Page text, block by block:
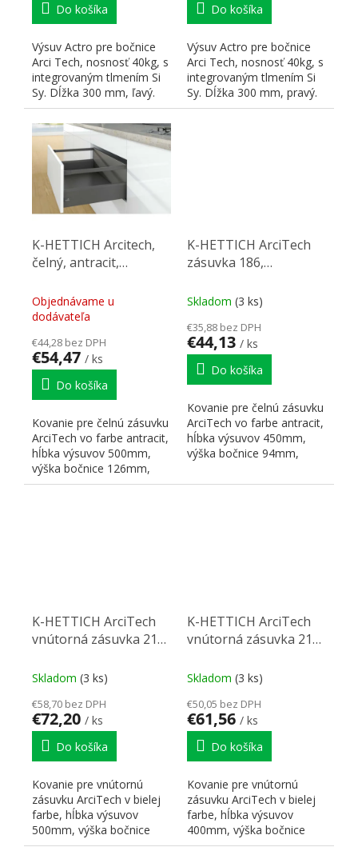
Do košíka
Výsuv Actro pre bočnice
Arci Tech, nosnosť 40kg, s
integrovaným tlmením Si
Sy. Dĺžka 300 mm, ľavý.
Možno kombinovať s...
Do košíka
Výsuv Actro pre bočnice
Arci Tech, nosnosť 40kg, s
integrovaným tlmením Si
Sy. Dĺžka 300 mm, pravý.
Možno kombinovať...
K-HETTICH Arcitech,
čelný, antracit,
SiSy
Objednávame u
dodávateľa
€44,28 bez DPH
€54,47 / ks
Do košíka
Kovanie pre čelnú zásuvku
ArciTech vo farbe antracit,
hĺbka výsuvov 500mm,
výška bočnice 126mm,
celková výška 250mm,...
K-HETTICH ArciTech
zásuvka 186,
SiSy
Skladom (3 ks)
€35,88 bez DPH
€44,13 / ks
Do košíka
Kovanie pre čelnú zásuvku
ArciTech vo farbe antracit,
hĺbka výsuvov 450mm,
výška bočnice 94mm,
K-HETTICH ArciTech
vnútorná zásuvka 218,
SiSy
Skladom (3 ks)
€58,70 bez DPH
€72,20 / ks
Do košíka
Kovanie pre vnútornú
zásuvku ArciTech v bielej
farbe, hĺbka výsuvov
500mm, výška bočnice
94mm, celková výška
K-HETTICH ArciTech
vnútorná zásuvka 218,
SiSy
Skladom (3 ks)
€50,05 bez DPH
€61,56 / ks
Do košíka
Kovanie pre vnútornú
zásuvku ArciTech v bielej
farbe, hĺbka výsuvov
400mm, výška bočnice
94mm, celková výška